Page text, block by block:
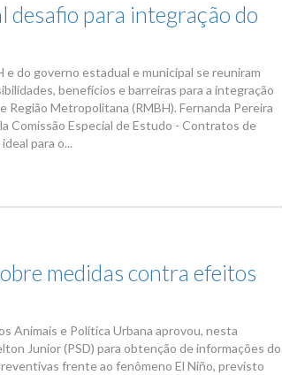
desafio para integração do
do governo estadual e municipal se reuniram
benefícios e barreiras para a integração
Metropolitana (RMBH). Fernanda Pereira
Comissão Especial de Estudo - Contratos de
para o...
medidas contra efeitos
Animais e Política Urbana aprovou, nesta
Junior (PSD) para obtenção de informações do
frente ao fenômeno El Niño, previsto